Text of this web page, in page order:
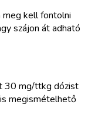
kell fontolni
szájon át adható
30 mg/ttkg dózist
megismételhető